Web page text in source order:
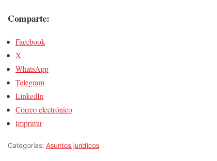
Comparte:
Facebook
X
WhatsApp
Telegram
LinkedIn
Correo electrónico
Imprimir
Categorías: Asuntos jurídicos